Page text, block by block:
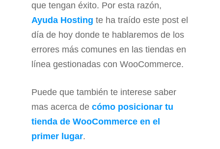
que tengan éxito. Por esta razón,
Ayuda Hosting te ha traído este post el
día de hoy donde te hablaremos de los
errores más comunes en las tiendas en
línea gestionadas con WooCommerce.
Puede que también te interese saber
mas acerca de cómo posicionar tu
tienda de WooCommerce en el
primer lugar.